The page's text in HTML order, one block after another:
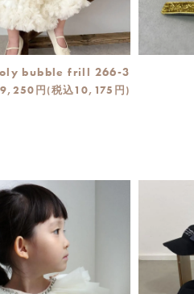
bubble frill 266-3
9,250円(税込10,175円)